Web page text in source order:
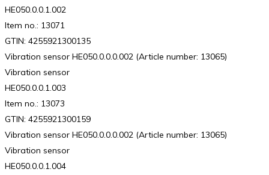
HE050.0.0.1.002
Item no.: 13071
GTIN: 4255921300135
Vibration sensor HE050.0.0.0.002 (Article number: 13065)
Vibration sensor
HE050.0.0.1.003
Item no.: 13073
GTIN: 4255921300159
Vibration sensor HE050.0.0.0.002 (Article number: 13065)
Vibration sensor
HE050.0.0.1.004